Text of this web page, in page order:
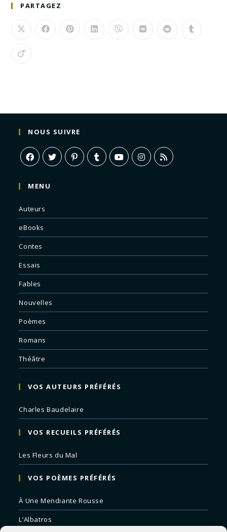
PARTAGEZ
NOUS SUIVRE
MENU
Auteurs
eBooks
Contes
Essais
Fables
Nouvelles
Poèmes
Romans
Théâtre
VOS AUTEURS PRÉFÉRÉS
Charles Baudelaire
VOS RECUEILS PRÉFÉRÉS
Les Fleurs du Mal
VOS POÈMES PRÉFÉRÉS
À Une Mendiante Rousse
L’Albatros